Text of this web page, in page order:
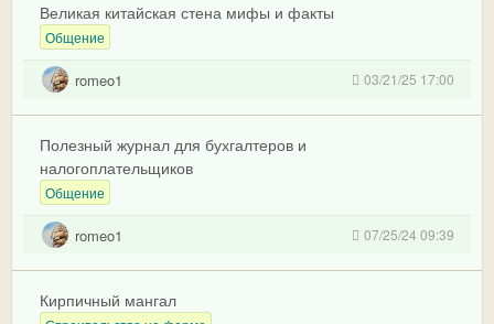
Великая китайская стена мифы и факты
Общение
romeo1 03/21/25 17:00
Полезный журнал для бухгалтеров и
налогоплательщиков
Общение
romeo1 07/25/24 09:39
Кирпичный мангал